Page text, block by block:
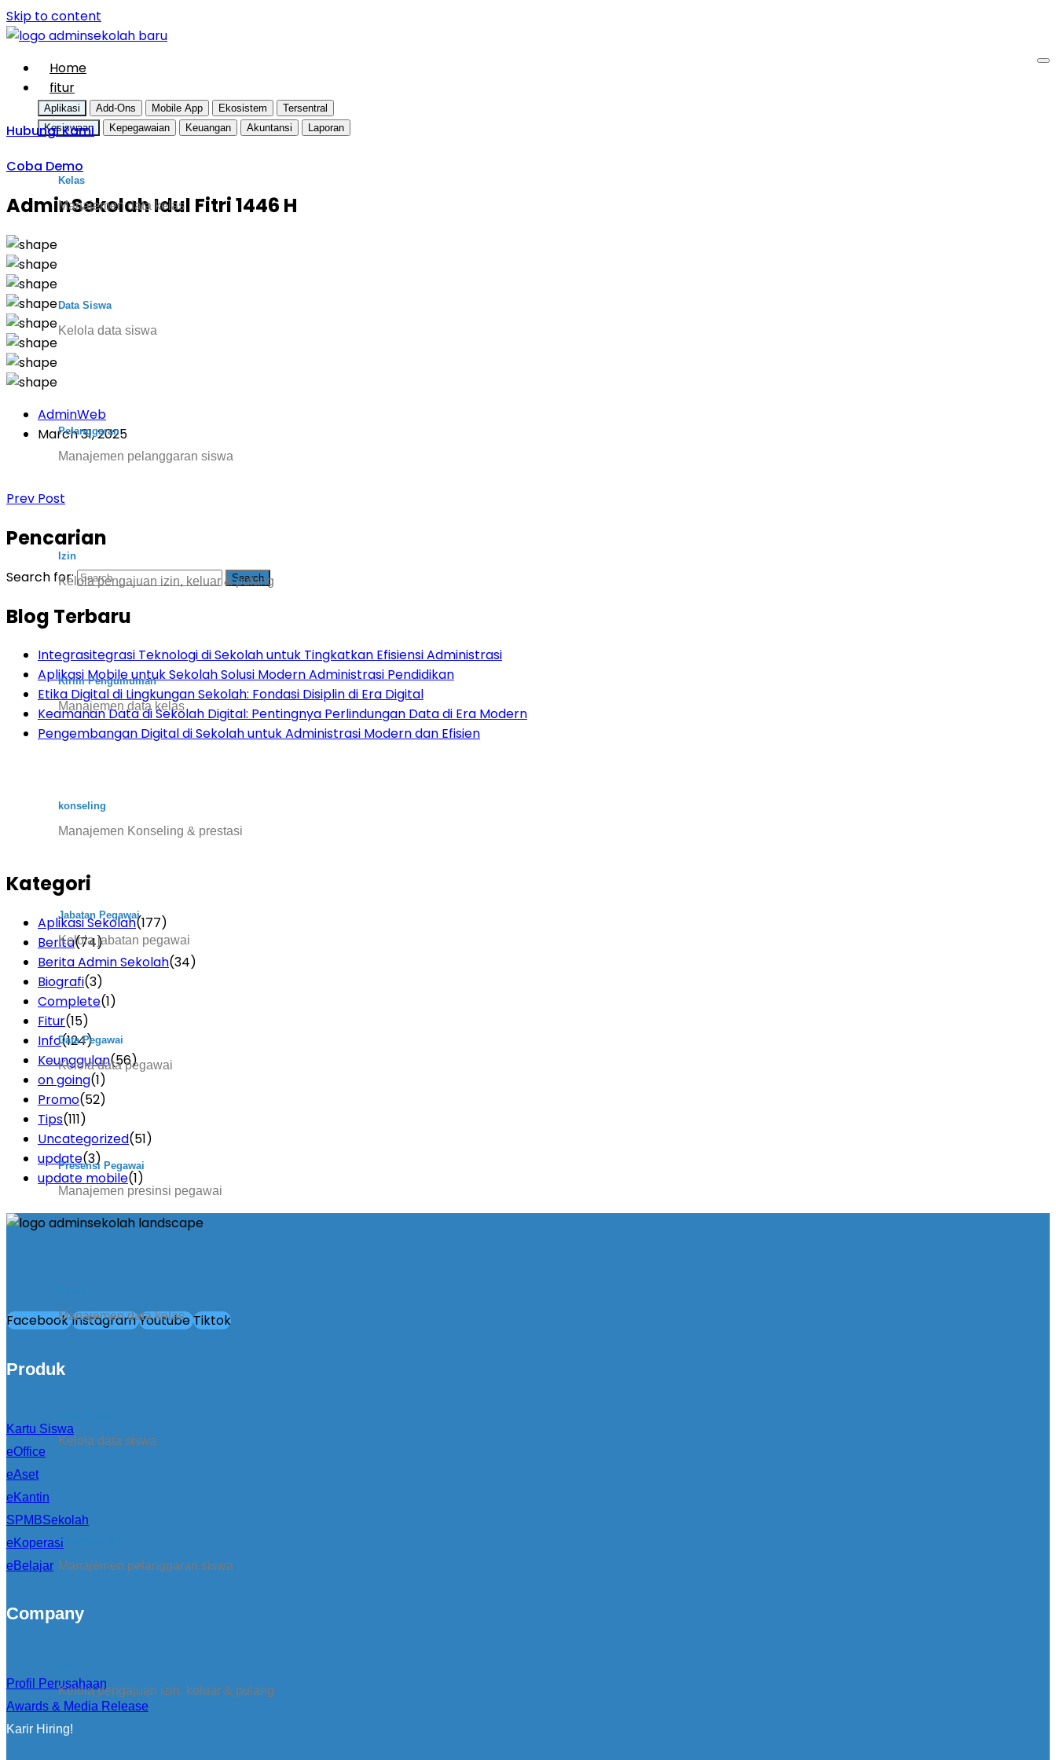
Skip to content
Home
fitur
Aplikasi Add-Ons Mobile App Ekosistem
Tersentral
Kesiswaan
Kepegawaian Keuangan Akuntansi Laporan
Kelas
Manajemen data kelas
Data Siswa
Kelola data siswa
Pelanggaran
Manajemen pelanggaran siswa
Izin
Kelola pengajuan izin, keluar & pulang
Kirim Pengumuman
Manajemen data kelas
konseling
Manajemen Konseling & prestasi
Jabatan Pegawai
Kelola jabatan pegawai
Data Pegawai
Kelola data pegawai
Presensi Pegawai
Manajemen presinsi pegawai
Manajemen data kelas
Kelola data siswa
Pelanggaran
Manajemen pelanggaran siswa
Kelola pengajuan izin, keluar & pulang
Hubungi Kami
Coba Demo
AdminSekolah Idul Fitri 1446 H
AdminWeb
March 31, 2025
Prev Post
Pencarian
Search for:
Blog Terbaru
Integrasitegrasi Teknologi di Sekolah untuk Tingkatkan Efisiensi Administrasi
Aplikasi Mobile untuk Sekolah Solusi Modern Administrasi Pendidikan
Etika Digital di Lingkungan Sekolah: Fondasi Disiplin di Era Digital
Keamanan Data di Sekolah Digital: Pentingnya Perlindungan Data di Era Modern
Pengembangan Digital di Sekolah untuk Administrasi Modern dan Efisien
Kategori
Aplikasi Sekolah(177)
Berita(74)
Berita Admin Sekolah(34)
Biografi(3)
Complete(1)
Fitur(15)
Info(124)
Keunggulan(56)
on going(1)
Promo(52)
Tips(111)
Uncategorized(51)
update(3)
update mobile(1)
FacebookInstagramYoutubeTiktok
Produk
Kartu Siswa
eOffice
eAset
eKantin
SPMBSekolah
eKoperasi
eBelajar
Company
Profil Perusahaan
Awards & Media Release
Karir Hiring!